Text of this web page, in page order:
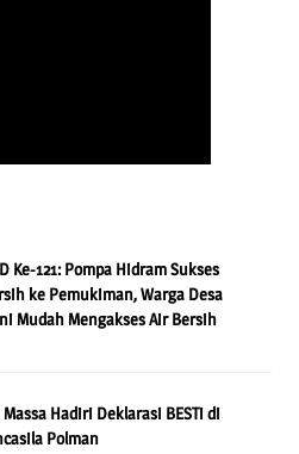
Ke-121: Pompa Hidram Sukses
ke Pemukiman, Warga Desa
Mudah Mengakses Air Bersih
Hadiri Deklarasi BESTi di
Polman